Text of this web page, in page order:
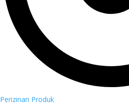
Perizinan Produk